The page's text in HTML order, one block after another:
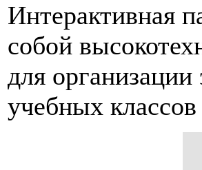
Интерактивная
собой
для
учебных